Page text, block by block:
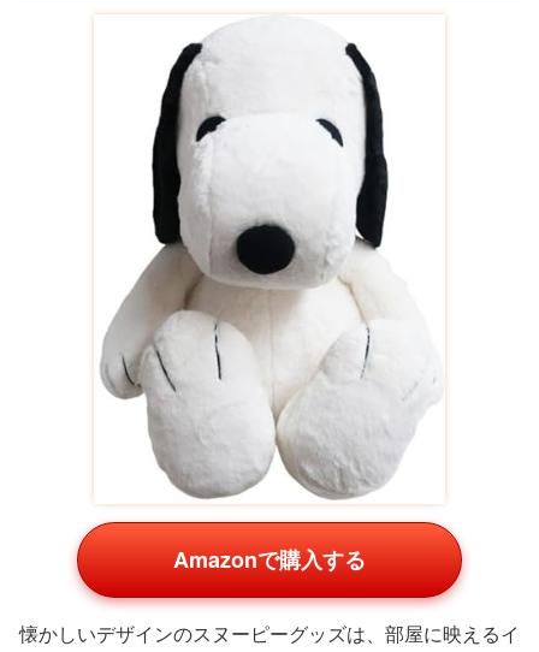
Amazonで購入する
カシオのbabyGは、ホワイトやピンク、ブルーのポップな
カラーが中学生女子に大人気。カジュアルファッションに
ぴったりで、防水機能付きなのでアクティブな毎日をサポ
ート。Amazonの定番商品として、長く愛用できます。